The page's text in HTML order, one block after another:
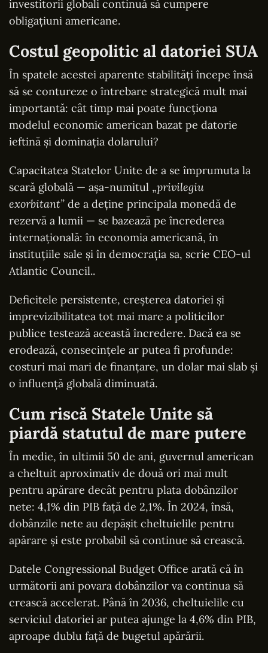
investitorii globali continuă să cumpere
obligațiuni americane.
Costul geopolitic al datoriei SUA
În spatele acestei aparente stabilități începe însă
să se contureze o întrebare strategică mult mai
importantă: cât timp mai poate funcționa
modelul economic american bazat pe datorie
ieftină și dominația dolarului?
Capacitatea Statelor Unite de a se împrumuta la
scară globală — așa-numitul „privilegiu
exorbitant” de a deține principala monedă de
rezervă a lumii — se bazează pe încrederea
internațională: în economia americană, în
instituțiile sale și în democrația sa, scrie CEO-ul
Atlantic Council..
Deficitele persistente, creșterea datoriei și
imprevizibilitatea tot mai mare a politicilor
publice testează această încredere. Dacă ea se
erodează, consecințele ar putea fi profunde:
costuri mai mari de finanțare, un dolar mai slab și
o influență globală diminuată.
Cum riscă Statele Unite să
piardă statutul de mare putere
În medie, în ultimii 50 de ani, guvernul american
a cheltuit aproximativ de două ori mai mult
pentru apărare decât pentru plata dobânzilor
nete: 4,1% din PIB față de 2,1%. În 2024, însă,
dobânzile nete au depășit cheltuielile pentru
apărare și este probabil să continue să crească.
Datele Congressional Budget Office arată că în
următorii ani povara dobânzilor va continua să
crească accelerat. Până în 2036, cheltuielile cu
serviciul datoriei ar putea ajunge la 4,6% din PIB,
aproape dublu față de bugetul apărării.